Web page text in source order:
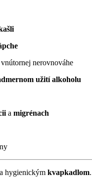
nerovnováhe
užití alkoholu
a migrénach
hygienickým kvapkadlom.